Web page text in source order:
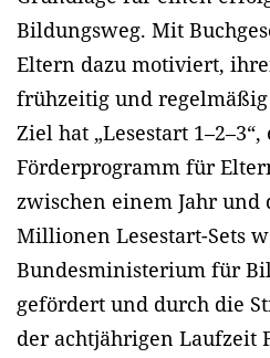
Bildungsweg. Mit
Eltern dazu motiviert,
frühzeitig und regelmäßig
Ziel hat „Lesestart
Förderprogramm für
zwischen einem Jahr und
Millionen Lesestart-Sets
Bundesministerium für
gefördert und durch die
der achtjährigen Laufzeit